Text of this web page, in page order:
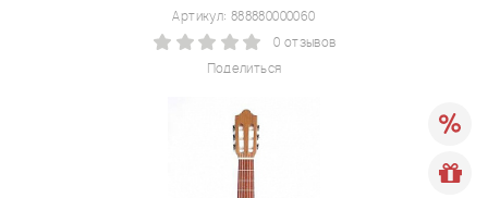
Поделиться
Артикул: 888880000060
0 отзывов